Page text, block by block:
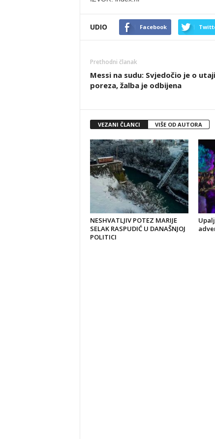
UDIO Facebook
Prethodni članak
Messi na sudu: Svjedočio je o utaji
poreza, žalba je odbijena
VEZANI ČLANCI VIŠE OD AUTORA
NESHVATLJIV POTEZ MARIJE
SELAK RASPUDIĆ U DANAŠNJOJ
POLITICI